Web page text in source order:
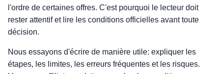
l'ordre de certaines offres. C'est pourquoi le lecteur doit
rester attentif et lire les conditions officielles avant toute
décision.
Nous essayons d'écrire de manière utile: expliquer les
étapes, les limites, les erreurs fréquentes et les risques.